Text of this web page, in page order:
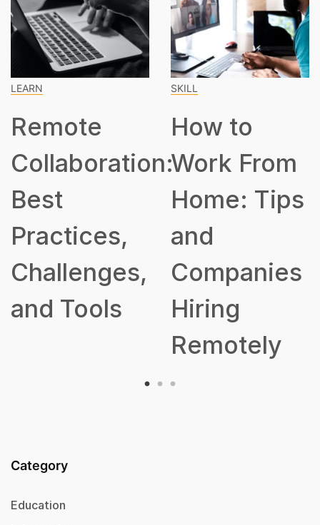
LEARN
Remote
Collaboration:
Best
Practices,
Challenges,
and Tools
SKILL
How to
Work From
Home: Tips
and
Companies
Hiring
Remotely
Category
Education